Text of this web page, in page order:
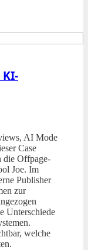
KI-
AI Mode
Case
die Offpage-
Joe. Im
Publisher
zur
Unterschiede
welche